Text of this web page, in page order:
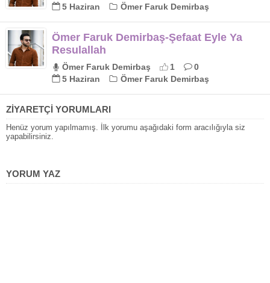
5 Haziran
Ömer Faruk Demirbaş
Ömer Faruk Demirbaş-Şefaat Eyle Ya
Resulallah
Ömer Faruk Demirbaş 1
0
5 Haziran
Ömer Faruk Demirbaş
ZİYARETÇİ YORUMLARI
Henüz yorum yapılmamış. İlk yorumu aşağıdaki form aracılığıyla siz
yapabilirsiniz.
YORUM YAZ